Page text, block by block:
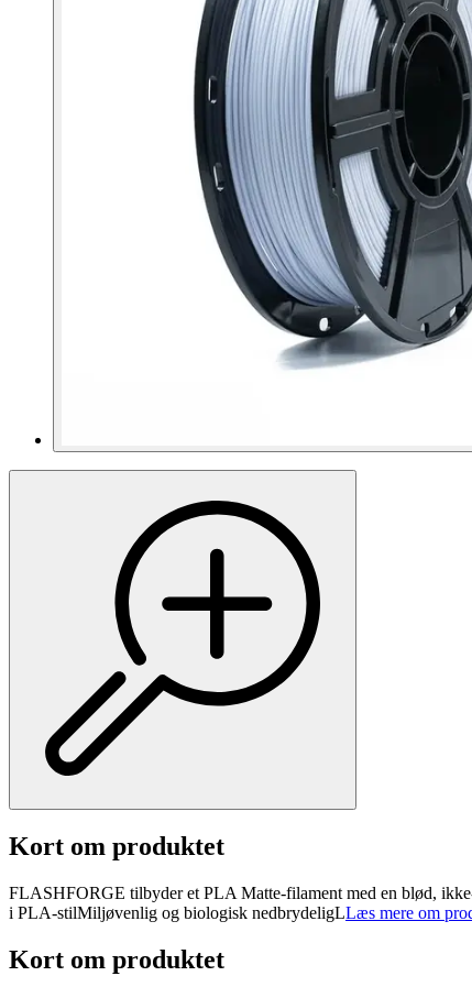
Kort om produktet
FLASHFORGE tilbyder et PLA Matte-filament med en blød,
i PLA-stilMiljøvenlig og biologisk nedbrydeligLLæs mere om
Kort om produktet